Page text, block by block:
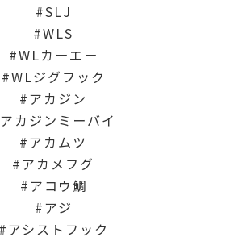
SLJ
WLS
WLカーエー
WLジグフック
アカジン
アカジンミーバイ
アカムツ
アカメフグ
アコウ鯛
アジ
アシストフック